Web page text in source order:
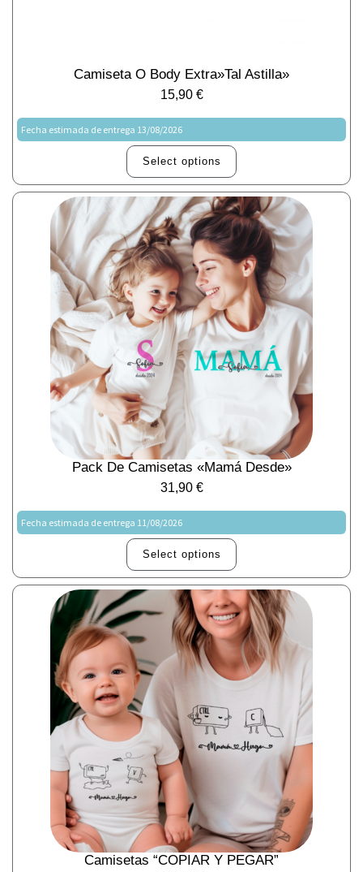
Camiseta O Body Extra»Tal Astilla»
15,90 €
Fecha estimada de entrega 13/08/2026
Select options
Pack De Camisetas «Mamá Desde»
31,90 €
Fecha estimada de entrega 11/08/2026
Select options
Camisetas “COPIAR Y PEGAR”